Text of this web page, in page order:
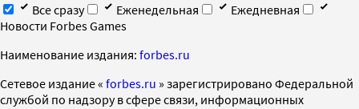
Все сразу
Еженедельная
Ежедневная
Новости Forbes Games
Наименование издания: forbes.ru
Cетевое издание « forbes.ru » зарегистрировано Федеральной
службой по надзору в сфере связи, информационных